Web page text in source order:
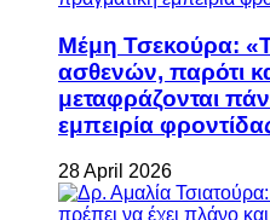
Μέμη Τσεκούρα:
ασθενών, παρότι
μεταφράζονται
εμπειρία
28 April 2026